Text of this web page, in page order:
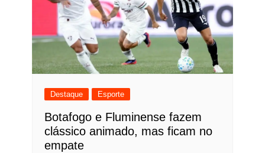
Destaque Esporte
Botafogo e Fluminense fazem
clássico animado, mas ficam no
empate